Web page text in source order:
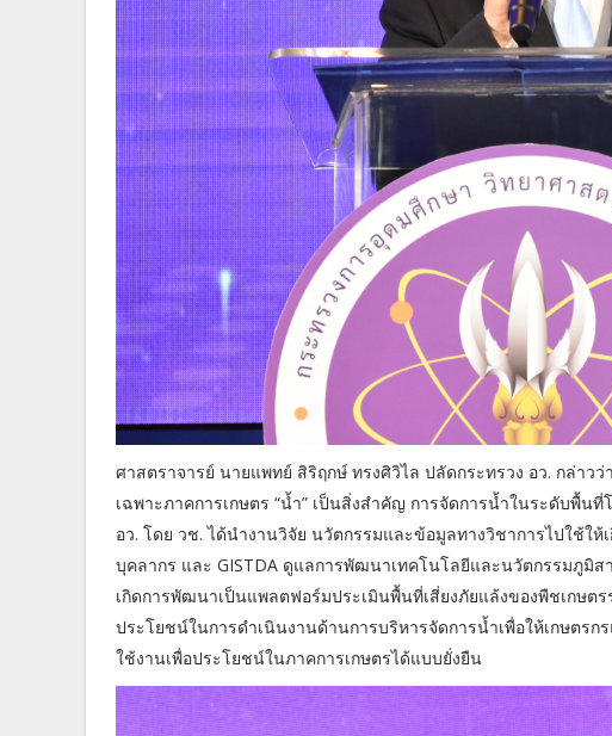
ศาสตราจารย์ นายแพทย์ สิริฤกษ์ ทรงศิวิไล ปลัดกระทรวง อว. กล่าว
เฉพาะภาคการเกษตร “น้ำ” เป็นสิ่งสำคัญ การจัดการน้ำในระดับพื้น
อว. โดย วช. ได้นำงานวิจัย นวัตกรรมและข้อมูลทางวิชาการไปใช้ใ
บุคลากร และ GISTDA ดูแลการพัฒนาเทคโนโลยีและนวัตกรรมภูมิส
เกิดการพัฒนาเป็นแพลตฟอร์มประเมินพื้นที่เสี่ยงภัยแล้งของพืชเกษต
ประโยชน์ในการดำเนินงานด้านการบริหารจัดการน้ำเพื่อให้เกษตร
ใช้งานเพื่อประโยชน์ในภาคการเกษตรได้แบบยั่งยืน